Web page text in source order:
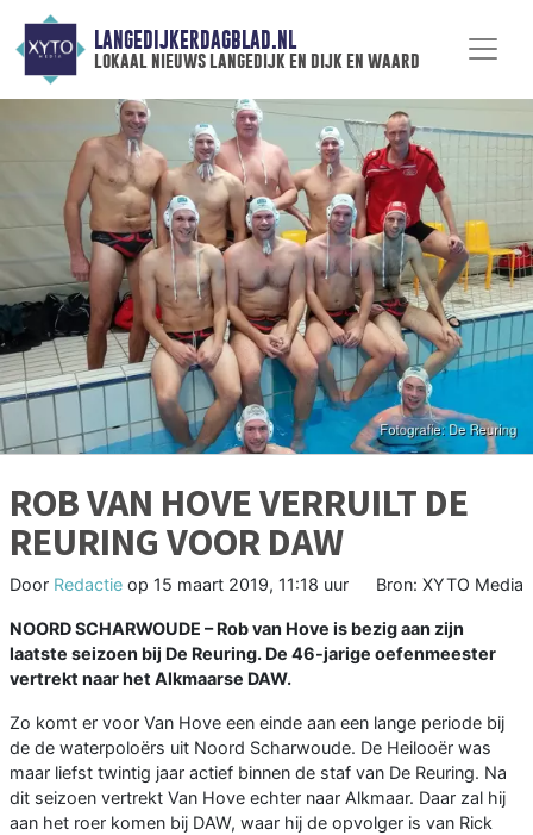
LANGEDIJKERDAGBLAD.NL
lokaal nieuws langedijk en dijk en waard
ROB VAN HOVE VERRUILT DE
REURING VOOR DAW
Door Redactie op 15 maart 2019, 11:18 uur Bron: XYTO Media
NOORD SCHARWOUDE – Rob van Hove is bezig aan zijn
laatste seizoen bij De Reuring. De 46-jarige oefenmeester
vertrekt naar het Alkmaarse DAW.
Zo komt er voor Van Hove een einde aan een lange periode bij
de de waterpoloërs uit Noord Scharwoude. De Heilooër was
maar liefst twintig jaar actief binnen de staf van De Reuring. Na
dit seizoen vertrekt Van Hove echter naar Alkmaar. Daar zal hij
aan het roer komen bij DAW, waar hij de opvolger is van Rick